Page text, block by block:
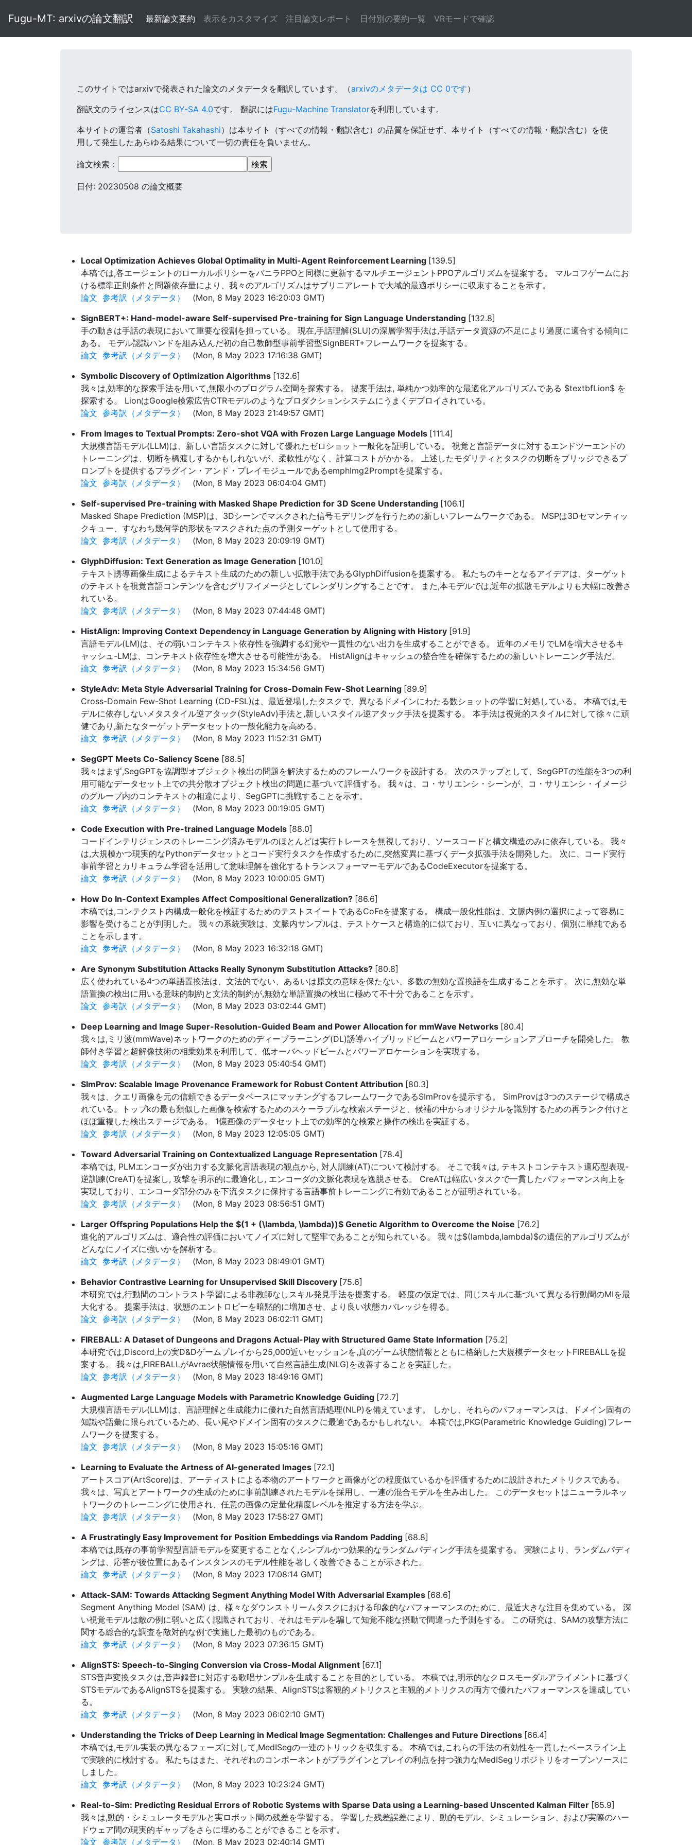
Fugu-MT: arxivの論文翻訳 最新論文要約 表示をカスタマイズ 注目論文レポート 日付別の要約一覧 VRモードで確認
このサイトではarxivで発表された論文のメタデータを翻訳しています。（arxivのメタデータは CC 0です）
翻訳文のライセンスはCC BY-SA 4.0です。 翻訳にはFugu-Machine Translatorを利用しています。
本サイトの運営者（Satoshi Takahashi）は本サイト（すべての情報・翻訳含む）の品質を保証せず、本サイト（すべての情報・翻訳含む）を使
用して発生したあらゆる結果について一切の責任を負いません。
論文検索：
日付: 20230508 の論文概要
Local Optimization Achieves Global Optimality in Multi-Agent Reinforcement Learning [139.5]
本稿では,各エージェントのローカルポリシーをバニラPPOと同様に更新するマルチエージェントPPOアルゴリズムを提案する。 マルコフゲームにお
ける標準正則条件と問題依存量により、我々のアルゴリズムはサブリニアレートで大域的最適ポリシーに収束することを示す。
論文 参考訳（メタデータ）
(Mon, 8 May 2023 16:20:03 GMT)
SignBERT+: Hand-model-aware Self-supervised Pre-training for Sign Language Understanding [132.8]
手の動きは手話の表現において重要な役割を担っている。 現在,手話理解(SLU)の深層学習手法は,手話データ資源の不足により過度に適合する傾向に
ある。 モデル認識ハンドを組み込んだ初の自己教師型事前学習型SignBERT+フレームワークを提案する。
論文 参考訳（メタデータ）
(Mon, 8 May 2023 17:16:38 GMT)
Symbolic Discovery of Optimization Algorithms [132.6]
我々は,効率的な探索手法を用いて,無限小のプログラム空間を探索する。 提案手法は, 単純かつ効率的な最適化アルゴリズムである $textbfLion$ を
探索する。 LionはGoogle検索広告CTRモデルのようなプロダクションシステムにうまくデプロイされている。
論文 参考訳（メタデータ）
(Mon, 8 May 2023 21:49:57 GMT)
From Images to Textual Prompts: Zero-shot VQA with Frozen Large Language Models [111.4]
大規模言語モデル(LLM)は、新しい言語タスクに対して優れたゼロショット一般化を証明している。 視覚と言語データに対するエンドツーエンドの
トレーニングは、切断を橋渡しするかもしれないが、柔軟性がなく、計算コストがかかる。 上述したモダリティとタスクの切断をブリッジできるプ
ロンプトを提供するプラグイン・アンド・プレイモジュールであるemphImg2Promptを提案する。
論文 参考訳（メタデータ）
(Mon, 8 May 2023 06:04:04 GMT)
Self-supervised Pre-training with Masked Shape Prediction for 3D Scene Understanding [106.1]
Masked Shape Prediction (MSP)は、3Dシーンでマスクされた信号モデリングを行うための新しいフレームワークである。 MSPは3Dセマンティッ
クキュー、すなわち幾何学的形状をマスクされた点の予測ターゲットとして使用する。
論文 参考訳（メタデータ）
(Mon, 8 May 2023 20:09:19 GMT)
GlyphDiffusion: Text Generation as Image Generation [101.0]
テキスト誘導画像生成によるテキスト生成のための新しい拡散手法であるGlyphDiffusionを提案する。 私たちのキーとなるアイデアは、ターゲット
のテキストを視覚言語コンテンツを含むグリフイメージとしてレンダリングすることです。 また,本モデルでは,近年の拡散モデルよりも大幅に改善さ
れている。
論文 参考訳（メタデータ）
(Mon, 8 May 2023 07:44:48 GMT)
HistAlign: Improving Context Dependency in Language Generation by Aligning with History [91.9]
言語モデル(LM)は、その弱いコンテキスト依存性を強調する幻覚や一貫性のない出力を生成することができる。 近年のメモリでLMを増大させるキ
ャッシュ-LMは、コンテキスト依存性を増大させる可能性がある。 HistAlignはキャッシュの整合性を確保するための新しいトレーニング手法だ。
論文 参考訳（メタデータ）
(Mon, 8 May 2023 15:34:56 GMT)
StyleAdv: Meta Style Adversarial Training for Cross-Domain Few-Shot Learning [89.9]
Cross-Domain Few-Shot Learning (CD-FSL)は、最近登場したタスクで、異なるドメインにわたる数ショットの学習に対処している。 本稿では,モ
デルに依存しないメタスタイル逆アタック(StyleAdv)手法と,新しいスタイル逆アタック手法を提案する。 本手法は視覚的スタイルに対して徐々に頑
健であり,新たなターゲットデータセットの一般化能力を高める。
論文 参考訳（メタデータ）
(Mon, 8 May 2023 11:52:31 GMT)
SegGPT Meets Co-Saliency Scene [88.5]
我々はまず,SegGPTを協調型オブジェクト検出の問題を解決するためのフレームワークを設計する。 次のステップとして、SegGPTの性能を3つの利
用可能なデータセット上での共分散オブジェクト検出の問題に基づいて評価する。 我々は、コ・サリエンシ・シーンが、コ・サリエンシ・イメージ
のグループ内のコンテキストの相違により、SegGPTに挑戦することを示す。
論文 参考訳（メタデータ）
(Mon, 8 May 2023 00:19:05 GMT)
Code Execution with Pre-trained Language Models [88.0]
コードインテリジェンスのトレーニング済みモデルのほとんどは実行トレースを無視しており、ソースコードと構文構造のみに依存している。 我々
は,大規模かつ現実的なPythonデータセットとコード実行タスクを作成するために,突然変異に基づくデータ拡張手法を開発した。 次に、コード実行
事前学習とカリキュラム学習を活用して意味理解を強化するトランスフォーマーモデルであるCodeExecutorを提案する。
論文 参考訳（メタデータ）
(Mon, 8 May 2023 10:00:05 GMT)
How Do In-Context Examples Affect Compositional Generalization? [86.6]
本稿では,コンテクスト内構成一般化を検証するためのテストスイートであるCoFeを提案する。 構成一般化性能は、文脈内例の選択によって容易に
影響を受けることが判明した。 我々の系統実験は、文脈内サンプルは、テストケースと構造的に似ており、互いに異なっており、個別に単純である
ことを示します。
論文 参考訳（メタデータ）
(Mon, 8 May 2023 16:32:18 GMT)
Are Synonym Substitution Attacks Really Synonym Substitution Attacks? [80.8]
広く使われている4つの単語置換法は、文法的でない、あるいは原文の意味を保たない、多数の無効な置換語を生成することを示す。 次に,無効な単
語置換の検出に用いる意味的制約と文法的制約が,無効な単語置換の検出に極めて不十分であることを示す。
論文 参考訳（メタデータ）
(Mon, 8 May 2023 03:02:44 GMT)
Deep Learning and Image Super-Resolution-Guided Beam and Power Allocation for mmWave Networks [80.4]
我々は,ミリ波(mmWave)ネットワークのためのディープラーニング(DL)誘導ハイブリッドビームとパワーアロケーションアプローチを開発した。 教
師付き学習と超解像技術の相乗効果を利用して、低オーバヘッドビームとパワーアロケーションを実現する。
論文 参考訳（メタデータ）
(Mon, 8 May 2023 05:40:54 GMT)
SImProv: Scalable Image Provenance Framework for Robust Content Attribution [80.3]
我々は、クエリ画像を元の信頼できるデータベースにマッチングするフレームワークであるSImProvを提示する。 SimProvは3つのステージで構成さ
れている。トップkの最も類似した画像を検索するためのスケーラブルな検索ステージと、候補の中からオリジナルを識別するための再ランク付けと
ほぼ重複した検出ステージである。 1億画像のデータセット上での効率的な検索と操作の検出を実証する。
論文 参考訳（メタデータ）
(Mon, 8 May 2023 12:05:05 GMT)
Toward Adversarial Training on Contextualized Language Representation [78.4]
本稿では, PLMエンコーダが出力する文脈化言語表現の観点から, 対人訓練(AT)について検討する。 そこで我々は, テキストコンテキスト適応型表現-
逆訓練(CreAT)を提案し, 攻撃を明示的に最適化し, エンコーダの文脈化表現を逸脱させる。 CreATは幅広いタスクで一貫したパフォーマンス向上を
実現しており、エンコーダ部分のみを下流タスクに保持する言語事前トレーニングに有効であることが証明されている。
論文 参考訳（メタデータ）
(Mon, 8 May 2023 08:56:51 GMT)
Larger Offspring Populations Help the $(1 + (\lambda, \lambda))$ Genetic Algorithm to Overcome the Noise [76.2]
進化的アルゴリズムは、適合性の評価においてノイズに対して堅牢であることが知られている。 我々は$(lambda,lambda)$の遺伝的アルゴリズムが
どんなにノイズに強いかを解析する。
論文 参考訳（メタデータ）
(Mon, 8 May 2023 08:49:01 GMT)
Behavior Contrastive Learning for Unsupervised Skill Discovery [75.6]
本研究では,行動間のコントラスト学習による非教師なしスキル発見手法を提案する。 軽度の仮定では、同じスキルに基づいて異なる行動間のMIを最
大化する。 提案手法は、状態のエントロピーを暗黙的に増加させ、より良い状態カバレッジを得る。
論文 参考訳（メタデータ）
(Mon, 8 May 2023 06:02:11 GMT)
FIREBALL: A Dataset of Dungeons and Dragons Actual-Play with Structured Game State Information [75.2]
本研究では,Discord上の実D&Dゲームプレイから25,000近いセッションを,真のゲーム状態情報とともに格納した大規模データセットFIREBALLを提
案する。 我々は,FIREBALLがAvrae状態情報を用いて自然言語生成(NLG)を改善することを実証した。
論文 参考訳（メタデータ）
(Mon, 8 May 2023 18:49:16 GMT)
Augmented Large Language Models with Parametric Knowledge Guiding [72.7]
大規模言語モデル(LLM)は、言語理解と生成能力に優れた自然言語処理(NLP)を備えています。 しかし、それらのパフォーマンスは、ドメイン固有の
知識や語彙に限られているため、長い尾やドメイン固有のタスクに最適であるかもしれない。 本稿では,PKG(Parametric Knowledge Guiding)フレー
ムワークを提案する。
論文 参考訳（メタデータ）
(Mon, 8 May 2023 15:05:16 GMT)
Learning to Evaluate the Artness of AI-generated Images [72.1]
アートスコア(ArtScore)は、アーティストによる本物のアートワークと画像がどの程度似ているかを評価するために設計されたメトリクスである。
我々は、写真とアートワークの生成のために事前訓練されたモデルを採用し、一連の混合モデルを生み出した。 このデータセットはニューラルネッ
トワークのトレーニングに使用され、任意の画像の定量化精度レベルを推定する方法を学ぶ。
論文 参考訳（メタデータ）
(Mon, 8 May 2023 17:58:27 GMT)
A Frustratingly Easy Improvement for Position Embeddings via Random Padding [68.8]
本稿では,既存の事前学習型言語モデルを変更することなく,シンプルかつ効果的なランダムパディング手法を提案する。 実験により、ランダムパディ
ングは、応答が後位置にあるインスタンスのモデル性能を著しく改善できることが示された。
論文 参考訳（メタデータ）
(Mon, 8 May 2023 17:08:14 GMT)
Attack-SAM: Towards Attacking Segment Anything Model With Adversarial Examples [68.6]
Segment Anything Model (SAM) は、様々なダウンストリームタスクにおける印象的なパフォーマンスのために、最近大きな注目を集めている。 深
い視覚モデルは敵の例に弱いと広く認識されており、それはモデルを騙して知覚不能な摂動で間違った予測をする。 この研究は、SAMの攻撃方法に
関する総合的な調査を敵対的な例で実施した最初のものである。
論文 参考訳（メタデータ）
(Mon, 8 May 2023 07:36:15 GMT)
AlignSTS: Speech-to-Singing Conversion via Cross-Modal Alignment [67.1]
STS音声変換タスクは,音声録音に対応する歌唱サンプルを生成することを目的としている。 本稿では,明示的なクロスモーダルアライメントに基づく
STSモデルであるAlignSTSを提案する。 実験の結果、AlignSTSは客観的メトリクスと主観的メトリクスの両方で優れたパフォーマンスを達成してい
る。
論文 参考訳（メタデータ）
(Mon, 8 May 2023 06:02:10 GMT)
Understanding the Tricks of Deep Learning in Medical Image Segmentation: Challenges and Future Directions [66.4]
本稿では,モデル実装の異なるフェーズに対して,MedISegの一連のトリックを収集する。 本稿では,これらの手法の有効性を一貫したベースライン上
で実験的に検討する。 私たちはまた、それぞれのコンポーネントがプラグインとプレイの利点を持つ強力なMedISegリポジトリをオープンソースに
しました。
論文 参考訳（メタデータ）
(Mon, 8 May 2023 10:23:24 GMT)
Real-to-Sim: Predicting Residual Errors of Robotic Systems with Sparse Data using a Learning-based Unscented Kalman Filter [65.9]
我々は,動的・シミュレータモデルと実ロボット間の残差を学習する。 学習した残差誤差により、動的モデル、シミュレーション、および実際のハー
ドウェア間の現実的ギャップをさらに埋めることができることを示す。
論文 参考訳（メタデータ） (Mon, 8 May 2023 02:40:14 GMT)